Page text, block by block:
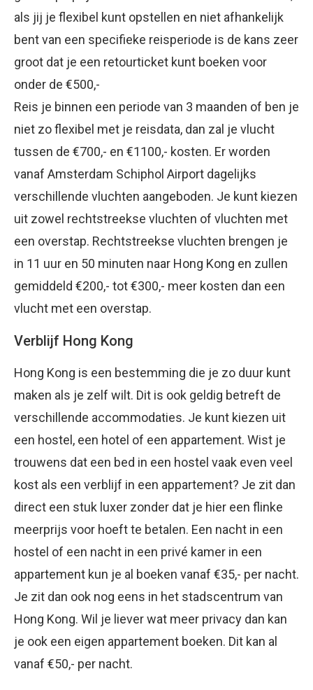
als jij je flexibel kunt opstellen en niet afhankelijk
bent van een specifieke reisperiode is de kans zeer
groot dat je een retourticket kunt boeken voor
onder de €500,-
Reis je binnen een periode van 3 maanden of ben je
niet zo flexibel met je reisdata, dan zal je vlucht
tussen de €700,- en €1100,- kosten. Er worden
vanaf Amsterdam Schiphol Airport dagelijks
verschillende vluchten aangeboden. Je kunt kiezen
uit zowel rechtstreekse vluchten of vluchten met
een overstap. Rechtstreekse vluchten brengen je
in 11 uur en 50 minuten naar Hong Kong en zullen
gemiddeld €200,- tot €300,- meer kosten dan een
vlucht met een overstap.
Verblijf Hong Kong
Hong Kong is een bestemming die je zo duur kunt
maken als je zelf wilt. Dit is ook geldig betreft de
verschillende accommodaties. Je kunt kiezen uit
een hostel, een hotel of een appartement. Wist je
trouwens dat een bed in een hostel vaak even veel
kost als een verblijf in een appartement? Je zit dan
direct een stuk luxer zonder dat je hier een flinke
meerprijs voor hoeft te betalen. Een nacht in een
hostel of een nacht in een privé kamer in een
appartement kun je al boeken vanaf €35,- per nacht.
Je zit dan ook nog eens in het stadscentrum van
Hong Kong. Wil je liever wat meer privacy dan kan
je ook een eigen appartement boeken. Dit kan al
vanaf €50,- per nacht.